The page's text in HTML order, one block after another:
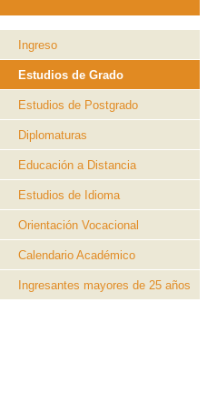
Ingreso
Estudios de Grado
Estudios de Postgrado
Diplomaturas
Educación a Distancia
Estudios de Idioma
Orientación Vocacional
Calendario Académico
Ingresantes mayores de 25 años